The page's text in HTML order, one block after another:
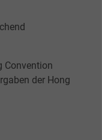
Convention
der Hong